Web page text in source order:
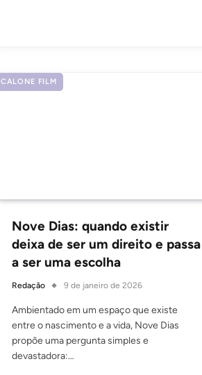
CALONE FILM
Nove Dias: quando existir
deixa de ser um direito e passa
a ser uma escolha
Redação 9 de janeiro de 2026
Ambientado em um espaço que existe
entre o nascimento e a vida, Nove Dias
propõe uma pergunta simples e
devastadora:…